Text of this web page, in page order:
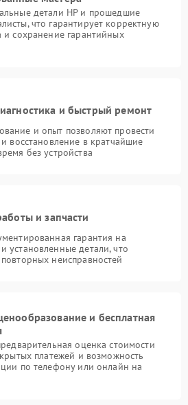
детали HP и прошедшие
что гарантирует корректную
и сохранение гарантийных
и быстрый ремонт
и опыт позволяют провести
и восстановление в кратчайшие
без устройства
и запчасти
гарантия на
установленные детали, что
неисправностей
и бесплатная
оценка стоимости
платежей и возможность
по телефону или онлайн на